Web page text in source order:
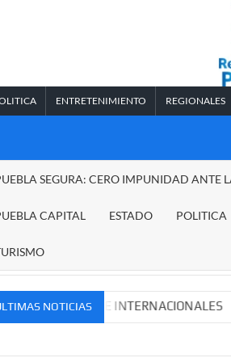
ENTRETENIMIENTO REGIONALES
SEGURA: CERO IMPUNIDAD ANTE
CAPITAL ESTADO POLITICA
NOTICIAS
E INTERNACIONALES